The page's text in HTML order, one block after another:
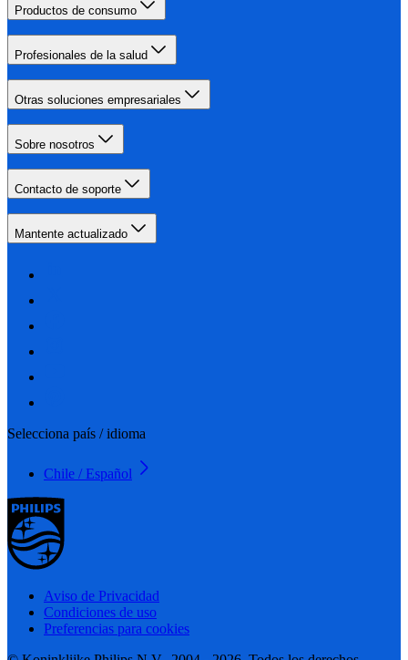
Productos de consumo
Profesionales de la salud
Otras soluciones empresariales
Sobre nosotros
Contacto de soporte
Mantente actualizado
Selecciona país / idioma
Chile / Español
Aviso de Privacidad
Condiciones de uso
Preferencias para cookies